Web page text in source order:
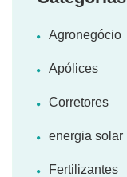
Agronegócio
Apólices
Corretores
energia solar
Fertilizantes